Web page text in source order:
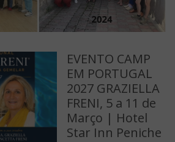
EVENTO CAMP
EM PORTUGAL
2027 GRAZIELLA
FRENI, 5 a 11 de
Março | Hotel
Star Inn Peniche